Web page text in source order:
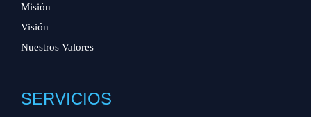
Misión
Visión
Nuestros Valores
SERVICIOS